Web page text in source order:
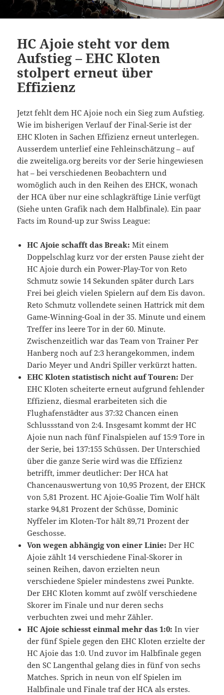
HC Ajoie steht vor dem
Aufstieg – EHC Kloten
stolpert erneut über
Effizienz
Jetzt fehlt dem HC Ajoie noch ein Sieg zum Aufstieg.
Wie im bisherigen Verlauf der Final-Serie ist der
EHC Kloten in Sachen Effizienz erneut unterlegen.
Ausserdem unterlief eine Fehleinschätzung – auf
die zweiteliga.org bereits vor der Serie hingewiesen
hat – bei verschiedenen Beobachtern und
womöglich auch in den Reihen des EHCK, wonach
der HCA über nur eine schlagkräftige Linie verfügt
(Siehe unten Grafik nach dem Halbfinale). Ein paar
Facts im Round-up zur Swiss League:
HC Ajoie schafft das Break: Mit einem
Doppelschlag kurz vor der ersten Pause zieht der
HC Ajoie durch ein Power-Play-Tor von Reto
Schmutz sowie 14 Sekunden später durch Lars
Frei bei gleich vielen Spielern auf dem Eis davon.
Reto Schmutz vollendete seinen Hattrick mit dem
Game-Winning-Goal in der 35. Minute und einem
Treffer ins leere Tor in der 60. Minute.
Zwischenzeitlich war das Team von Trainer Per
Hanberg noch auf 2:3 herangekommen, indem
Dario Meyer und Andri Spiller verkürzt hatten.
EHC Kloten statistisch nicht auf Touren: Der
EHC Kloten scheiterte erneut aufgrund fehlender
Effizienz, diesmal erarbeiteten sich die
Flughafenstädter aus 37:32 Chancen einen
Schlussstand von 2:4. Insgesamt kommt der HC
Ajoie nun nach fünf Finalspielen auf 15:9 Tore in
der Serie, bei 137:155 Schüssen. Der Unterschied
über die ganze Serie wird was die Effizienz
betrifft, immer deutlicher: Der HCA hat
Chancenauswertung von 10,95 Prozent, der EHCK
von 5,81 Prozent. HC Ajoie-Goalie Tim Wolf hält
starke 94,81 Prozent der Schüsse, Dominic
Nyffeler im Kloten-Tor hält 89,71 Prozent der
Geschosse.
Von wegen abhängig von einer Linie: Der HC
Ajoie zählt 14 verschiedene Final-Skorer in
seinen Reihen, davon erzielten neun
verschiedene Spieler mindestens zwei Punkte.
Der EHC Kloten kommt auf zwölf verschiedene
Skorer im Finale und nur deren sechs
verbuchten zwei und mehr Zähler.
HC Ajoie schiesst einmal mehr das 1:0:In vier
der fünf Spiele gegen den EHC Kloten erzielte der
HC Ajoie das 1:0. Und zuvor im Halbfinale gegen
den SC Langenthal gelang dies in fünf von sechs
Matches. Sprich in neun von elf Spielen im
Halbfinale und Finale traf der HCA als erstes.